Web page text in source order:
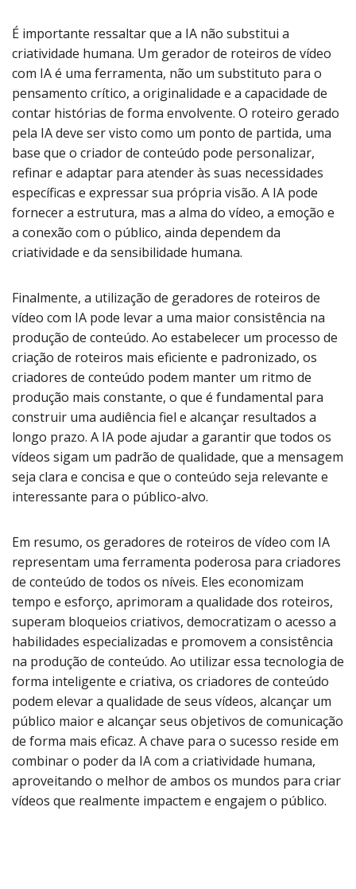
É importante ressaltar que a IA não substitui a
criatividade humana. Um gerador de roteiros de vídeo
com IA é uma ferramenta, não um substituto para o
pensamento crítico, a originalidade e a capacidade de
contar histórias de forma envolvente. O roteiro gerado
pela IA deve ser visto como um ponto de partida, uma
base que o criador de conteúdo pode personalizar,
refinar e adaptar para atender às suas necessidades
específicas e expressar sua própria visão. A IA pode
fornecer a estrutura, mas a alma do vídeo, a emoção e
a conexão com o público, ainda dependem da
criatividade e da sensibilidade humana.
Finalmente, a utilização de geradores de roteiros de
vídeo com IA pode levar a uma maior consistência na
produção de conteúdo. Ao estabelecer um processo de
criação de roteiros mais eficiente e padronizado, os
criadores de conteúdo podem manter um ritmo de
produção mais constante, o que é fundamental para
construir uma audiência fiel e alcançar resultados a
longo prazo. A IA pode ajudar a garantir que todos os
vídeos sigam um padrão de qualidade, que a mensagem
seja clara e concisa e que o conteúdo seja relevante e
interessante para o público-alvo.
Em resumo, os geradores de roteiros de vídeo com IA
representam uma ferramenta poderosa para criadores
de conteúdo de todos os níveis. Eles economizam
tempo e esforço, aprimoram a qualidade dos roteiros,
superam bloqueios criativos, democratizam o acesso a
habilidades especializadas e promovem a consistência
na produção de conteúdo. Ao utilizar essa tecnologia de
forma inteligente e criativa, os criadores de conteúdo
podem elevar a qualidade de seus vídeos, alcançar um
público maior e alcançar seus objetivos de comunicação
de forma mais eficaz. A chave para o sucesso reside em
combinar o poder da IA com a criatividade humana,
aproveitando o melhor de ambos os mundos para criar
vídeos que realmente impactem e engajem o público.